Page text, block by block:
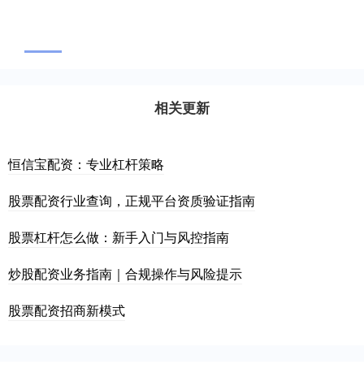
相关更新
恒信宝配资：专业杠杆策略
股票配资行业查询，正规平台资质验证指南
股票杠杆怎么做：新手入门与风控指南
炒股配资业务指南｜合规操作与风险提示
股票配资招商新模式